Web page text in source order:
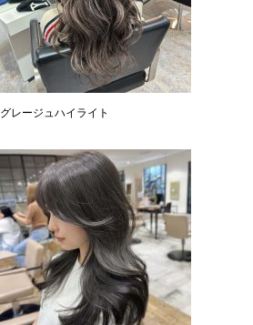
グレージュハイライト